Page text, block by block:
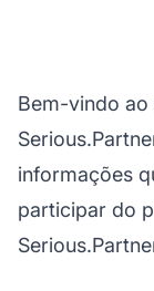
Bem-vindo
informações
participar do